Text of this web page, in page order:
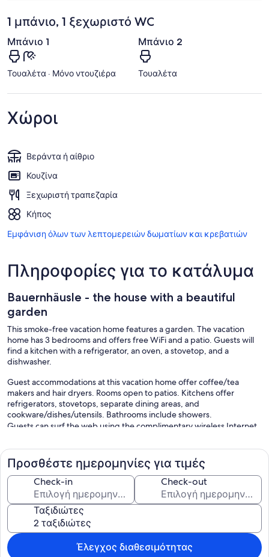
1 μπάνιο, 1 ξεχωριστό WC
Μπάνιο 1
Τουαλέτα · Μόνο ντουζιέρα
Μπάνιο 2
Τουαλέτα
Χώροι
Βεράντα ή αίθριο
Κουζίνα
Ξεχωριστή τραπεζαρία
Κήπος
Εμφάνιση όλων των λεπτομερειών δωματίων και κρεβατιών
Πληροφορίες για το κατάλυμα
Bauernhäusle - the house with a beautiful
garden
This smoke-free vacation home features a garden. The vacation
home has 3 bedrooms and offers free WiFi and a patio. Guests will
find a kitchen with a refrigerator, an oven, a stovetop, and a
dishwasher.
Guest accommodations at this vacation home offer coffee/tea
makers and hair dryers. Rooms open to patios. Kitchens offer
refrigerators, stovetops, separate dining areas, and
cookware/dishes/utensils. Bathrooms include showers.
Guests can surf the web using the complimentary wireless Internet
Προσθέστε ημερομηνίες για τιμές
Check-in Check-out
Ταξιδιώτες
Έλεγχος διαθεσιμότητας